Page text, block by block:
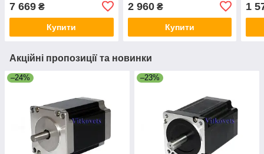
7 669 ₴
Купити
2 960₴
Купити
1
Акційні пропозиції та новинки
–24% –23%